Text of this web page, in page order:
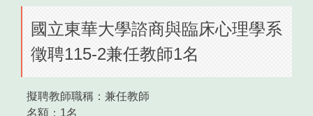
國立東華大學諮商與臨床心理學系
徵聘115-2兼任教師1名
擬聘教師職稱：兼任教師
名額：1名